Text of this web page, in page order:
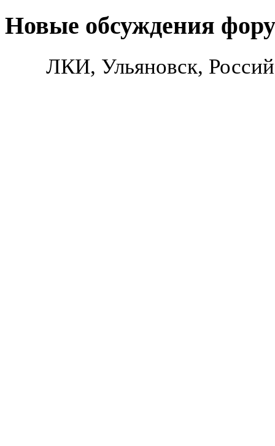
Новые обсуждения
ЛКИ, Ульяновск,